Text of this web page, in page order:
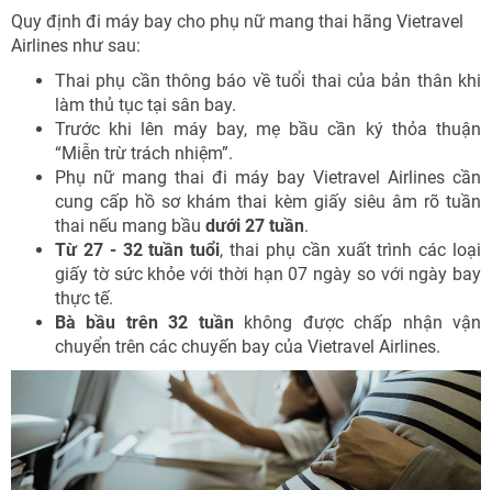
Quy định đi máy bay cho phụ nữ mang thai hãng Vietravel
Airlines như sau:
Thai phụ cần thông báo về tuổi thai của bản thân khi
làm thủ tục tại sân bay.
Trước khi lên máy bay, mẹ bầu cần ký thỏa thuận
“Miễn trừ trách nhiệm”.
Phụ nữ mang thai đi máy bay Vietravel Airlines cần
cung cấp hồ sơ khám thai kèm giấy siêu âm rõ tuần
thai nếu mang bầu dưới 27 tuần.
Từ 27 - 32 tuần tuổi, thai phụ cần xuất trình các loại
giấy tờ sức khỏe với thời hạn 07 ngày so với ngày bay
thực tế.
Bà bầu trên 32 tuầnkhông được chấp nhận vận
chuyển trên các chuyến bay của Vietravel Airlines.